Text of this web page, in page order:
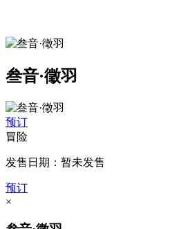
叁音·徵羽
预订
冒险
发售日期：暂未发售
预订
×